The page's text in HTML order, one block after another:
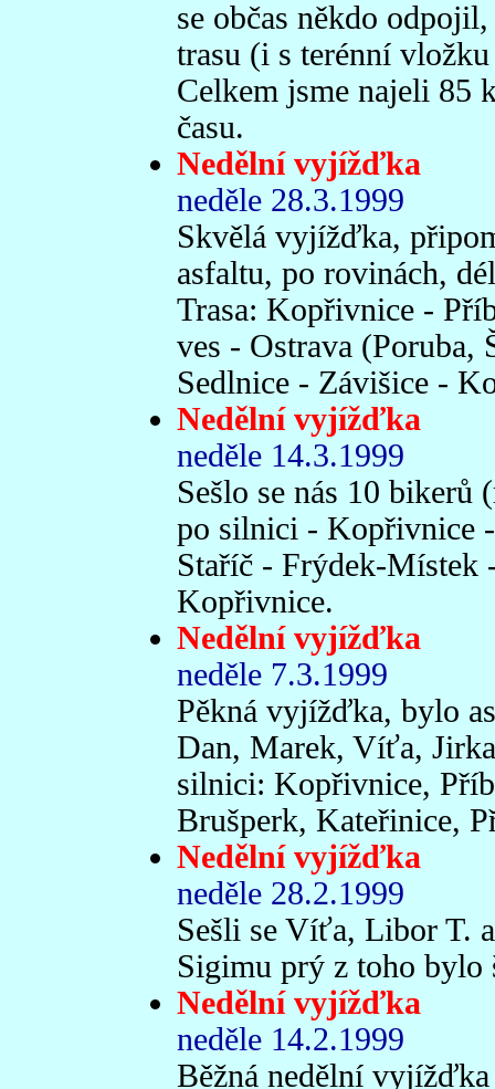
se občas někdo
trasu (i s terénní
Celkem jsme najeli 85
času.
Nedělní vyjížďka
neděle 28.3.1999
Skvělá vyjížďka,
asfaltu, po rovinách,
Trasa: Kopřivnice -
ves - Ostrava (Poruba,
Sedlnice - Závišice -
Nedělní vyjížďka
neděle 14.3.1999
Sešlo se nás 10 bikerů
po silnici - Kopřivnice
Staříč - Frýdek-Místek
Kopřivnice.
Nedělní vyjížďka
neděle 7.3.1999
Pěkná vyjížďka, bylo
Dan, Marek, Víťa,
silnici: Kopřivnice,
Brušperk, Kateřinice,
Nedělní vyjížďka
neděle 28.2.1999
Sešli se Víťa, Libor T.
Sigimu prý z toho bylo
Nedělní vyjížďka
neděle 14.2.1999
Běžná nedělní